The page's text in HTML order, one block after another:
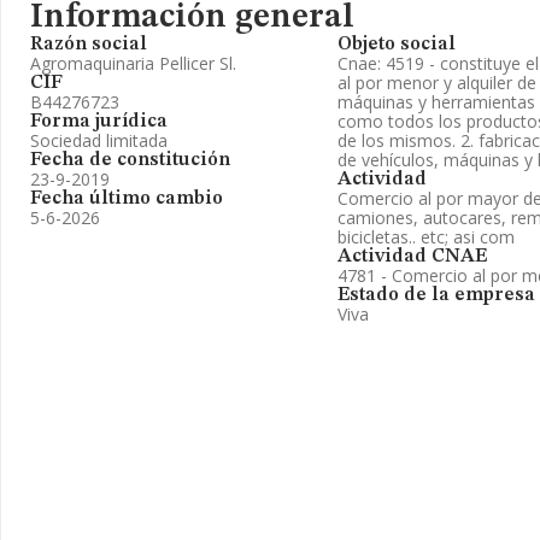
Información general
Razón social
Agromaquinaria Pellicer Sl.
CIF
B44276723
Forma jurídica
Sociedad limitada
Fecha de constitución
23-9-2019
Fecha último cambio
5-6-2026
Objeto social
Cnae: 4519 - constituye
al por menor y alquiler
máquinas y
como todos los
de los mismos. 2.
de vehículos, máquinas y
Actividad
Comercio al por mayor
camiones, autocares,
bicicletas.. etc; asi com
Actividad CNAE
4781 - Comercio al por
Estado de la empresa
Viva